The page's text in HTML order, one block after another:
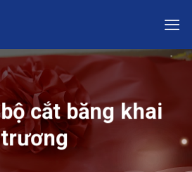
cắt băng khai
trương